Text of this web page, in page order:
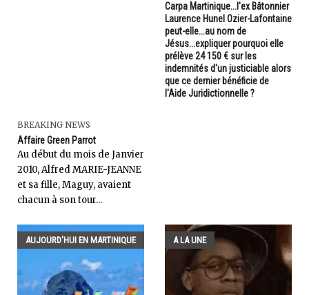
Carpa Martinique...l'ex Bâtonnier
Laurence Hunel Ozier-Lafontaine
peut-elle...au nom de
Jésus...expliquer pourquoi elle
prélève 24 150 € sur les
indemnités d'un justiciable alors
que ce dernier bénéficie de
l'Aide Juridictionnelle ?
BREAKING NEWS
Affaire Green Parrot
Au début du mois de Janvier
2010, Alfred MARIE-JEANNE
et sa fille, Maguy, avaient
chacun à son tour...
AUJOURD'HUI EN MARTINIQUE A LA UNE